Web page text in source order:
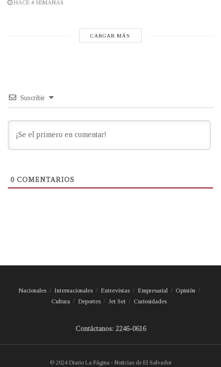
HACE 4 SEMANAS
CARGAR MÁS
Suscribir
0 COMENTARIOS
Nacionales Internacionales Entrevistas Empresarial
Opinión
Cultura
Deportes Jet Set Curiosidades
Contáctanos: 2246-0616
© 2024 Diario La Página - Noticias de El Salvador